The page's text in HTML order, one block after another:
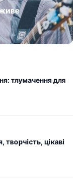
живе
тлумачення для
творчість, цікаві